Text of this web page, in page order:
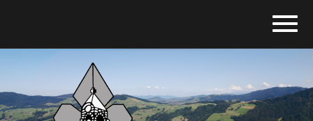
Blog